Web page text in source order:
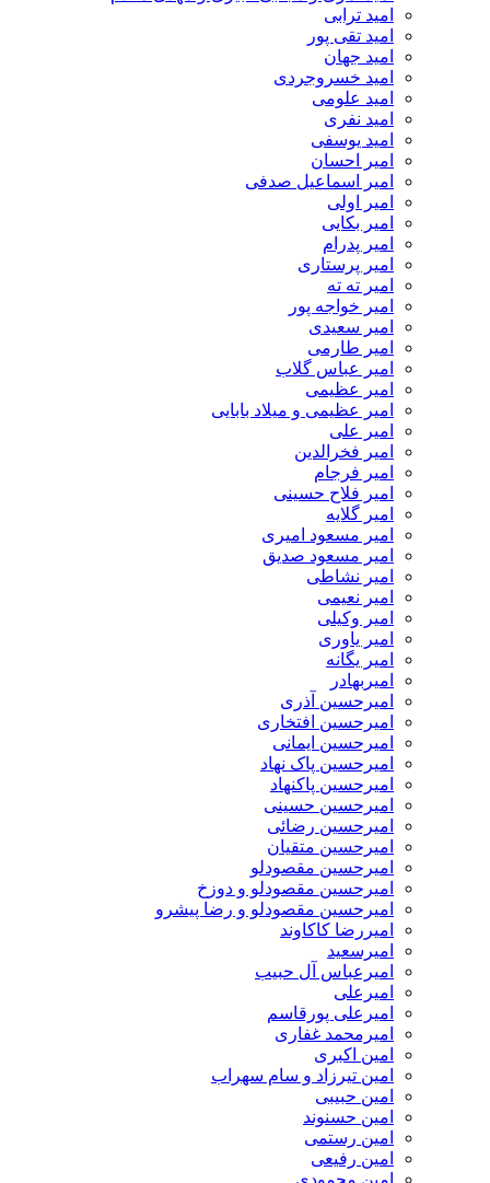
امید ترابی
امید تقی پور
امید جهان
امید خسروجردی
امید علومی
امید نفری
امید یوسفی
امیر احسان
امیر اسماعیل صدفی
امیر اولی
امیر بکایی
امیر پدرام
امیر پرستاری
امیر ته ته
امیر خواجه پور
امیر سعیدی
امیر طارمی
امیر عباس گلاب
امیر عظیمی
امیر عظیمی و میلاد بابایی
امیر علی
امیر فخرالدین
امیر فرجام
امیر فلاح حسینی
امیر گلایه
امیر مسعود امیری
امیر مسعود صدیق
امیر نشاطی
امیر نعیمی
امیر وکیلی
امیر یاوری
امیر یگانه
امیربهادر
امیرحسین آذری
امیرحسین افتخاری
امیرحسین ایمانی
امیرحسین پاک نهاد
امیرحسین پاکنهاد
امیرحسین حسینی
امیرحسین رضائی
امیرحسین متقیان
امیرحسین مقصودلو
امیرحسین مقصودلو و دوزخ
امیرحسین مقصودلو و رضا پیشرو
امیررضا کاکاوند
امیرسعید
امیرعباس آل حبیب
امیرعلی
امیرعلی پورقاسم
امیرمحمد غفاری
امین اکبری
امین تیرزاد و سام سهراب
امین حبیبی
امین حسنوند
امین رستمی
امین رفیعی
امین محمودی